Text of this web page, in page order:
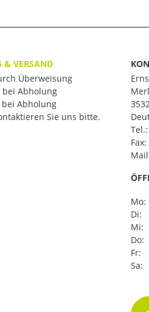
& VERSAND
Überweisung
Abholung
bei Abholung
Sie uns bitte.
Tel.:
Mo:
Di:
Mi:
Do:
Fr:
Sa: